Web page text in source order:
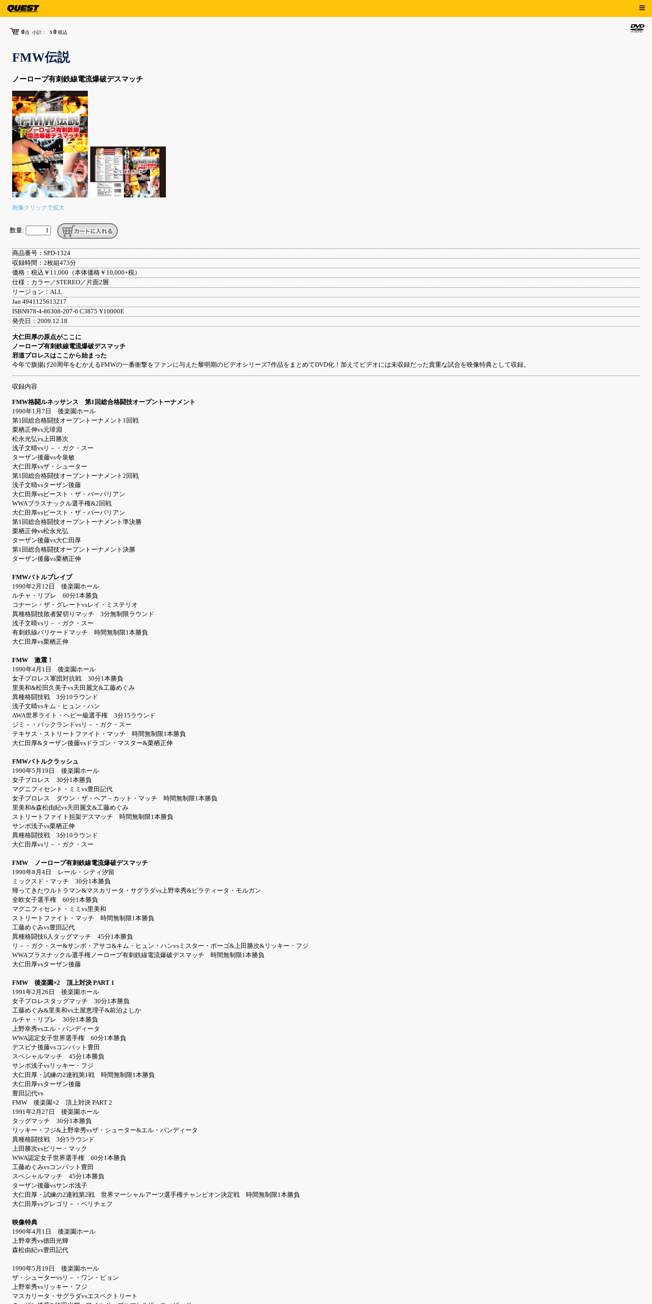
0点 小計： ¥0 税込
FMW伝説
ノーロープ有刺鉄線電流爆破デスマッチ
画像クリックで拡大
数量:
商品番号：SPD-1324
収録時間：2枚組473分
価格：税込￥11,000（本体価格￥10,000+税）
仕様：カラー／STEREO／片面2層
リージョン：ALL
Jan 4941125613217
ISBN978-4-86308-207-6 C3875 Y10000E
発売日：2009.12.18
大仁田厚の原点がここに
ノーロープ有刺鉄線電流爆破デスマッチ
邪道プロレスはここから始まった
今年で旗揚げ20周年をむかえるFMWの一番衝撃をファンに与えた黎明期のビデオシリーズ7作品をまとめてDVD化！加えてビデオには未収録だった貴重な試合を映像特典として収録。
収録内容
FMW格闘ルネッサンス 第1回総合格闘技オープントーナメント
1990年1月7日 後楽園ホール
第1回総合格闘技オープントーナメント1回戦
栗栖正伸vs元璋淵
松永光弘vs上田勝次
浅子文晴vsリ－・ガク・スー
ターザン後藤vs今泉敏
大仁田厚vsザ・シューター
第1回総合格闘技オープントーナメント2回戦
浅子文晴vsターザン後藤
大仁田厚vsビースト・ザ・バーバリアン
WWAブラスナックル選手権&2回戦
大仁田厚vsビースト・ザ・バーバリアン
第1回総合格闘技オープントーナメント準決勝
栗栖正伸vs松永光弘
ターザン後藤vs大仁田厚
第1回総合格闘技オープントーナメント決勝
ターザン後藤vs栗栖正伸
FMWバトルブレイブ
1990年2月12日 後楽園ホール
ルチャ・リブレ 60分1本勝負
コナーン・ザ・グレートvsレイ・ミステリオ
異種格闘技敗者髪切りマッチ 3分無制限ラウンド
浅子文晴vsリ－・ガク・スー
有刺鉄線バリケードマッチ 時間無制限1本勝負
大仁田厚vs栗栖正伸
FMW 激震！
1990年4月1日 後楽園ホール
女子プロレス軍団対抗戦 30分1本勝負
里美和&松田久美子vs天田麗文&工藤めぐみ
異種格闘技戦 3分10ラウンド
浅子文晴vsキム・ヒュン・ハン
AWA世界ライト・ヘビー級選手権 3分15ラウンド
ジミ－・バックランドvsリ－・ガク・スー
テキサス・ストリートファイト・マッチ 時間無制限1本勝負
大仁田厚&ターザン後藤vsドラゴン・マスター&栗栖正伸
FMWバトルクラッシュ
1990年5月19日 後楽園ホール
女子プロレス 30分1本勝負
マグニフィセント・ミミvs豊田記代
女子プロレス ダウン・ザ・ヘア－カット・マッチ 時間無制限1本勝負
里美和&森松由紀vs天田麗文&工藤めぐみ
ストリートファイト担架デスマッチ 時間無制限1本勝負
サンボ浅子vs栗栖正伸
異種格闘技戦 3分10ラウンド
大仁田厚vsリ－・ガク・スー
FMW ノーロープ有刺鉄線電流爆破デスマッチ
1990年8月4日 レール・シティ汐留
ミックスド・マッチ 30分1本勝負
帰ってきたウルトラマン&マスカリータ・サグラダvs上野幸秀&ピラティータ・モルガン
全欧女子選手権 60分1本勝負
マグニフィセント・ミミvs里美和
ストリートファイト・マッチ 時間無制限1本勝負
工藤めぐみvs豊田記代
異種格闘技6人タッグマッチ 45分1本勝負
リ－・ガク・スー&サンボ・アサコ&キム・ヒュン・ハンvsミスター・ポーゴ&上田勝次&リッキー・フジ
WWAブラスナックル選手権ノーロープ有刺鉄線電流爆破デスマッチ 時間無制限1本勝負
大仁田厚vsターザン後藤
FMW 後楽園×2 頂上対決 PART 1
1991年2月26日 後楽園ホール
女子プロレスタッグマッチ 30分1本勝負
工藤めぐみ&里美和vs土屋恵理子&前泊よしか
ルチャ・リブレ 30分1本勝負
上野幸秀vsエル・パンディータ
WWA認定女子世界選手権 60分1本勝負
デスピナ後藤vsコンバット豊田
スペシャルマッチ 45分1本勝負
サンボ浅子vsリッキー・フジ
大仁田厚・試練の2連戦第1戦 時間無制限1本勝負
大仁田厚vsターザン後藤
豊田記代vs
FMW 後楽園×2 頂上対決 PART 2
1991年2月27日 後楽園ホール
タッグマッチ 30分1本勝負
リッキー・フジ&上野幸秀vsザ・シューター&エル・パンディータ
異種格闘技戦 3分5ラウンド
上田勝次vsビリー・マック
WWA認定女子世界選手権 60分1本勝負
工藤めぐみvsコンバット豊田
スペシャルマッチ 45分1本勝負
ターザン後藤vsサンボ浅子
大仁田厚・試練の2連戦第2戦 世界マーシャルアーツ選手権チャンピオン決定戦 時間無制限1本勝負
大仁田厚vsグレゴリ－・ベリチェフ
映像特典
1990年4月1日 後楽園ホール
上野幸秀vs徳田光輝
森松由紀vs豊田記代
1990年5月19日 後楽園ホール
ザ・シューターvsリ－・ワン・ピョン
上野幸秀vsリッキー・フジ
マスカリータ・サグラダvsエスペクトリート